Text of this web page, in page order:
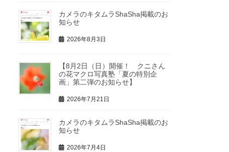
カメラのキタムラShaSha掲載のお
知らせ
2026年8月3日
【8月2日（日）開催！ クニさん
の花マクロ写真塾「夏の特別企
画」第二弾のお知らせ】
2026年7月21日
カメラのキタムラShaSha掲載のお
知らせ
2026年7月4日